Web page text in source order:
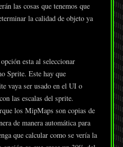
las cosas que tenemos que
la calidad de objeto ya
esta al seleccionar
Sprite. Este hay que
vaya ser usado en el UI o
las escalas del sprite.
los MipMaps son copias de
de manera automática para
que calcular como se vería la